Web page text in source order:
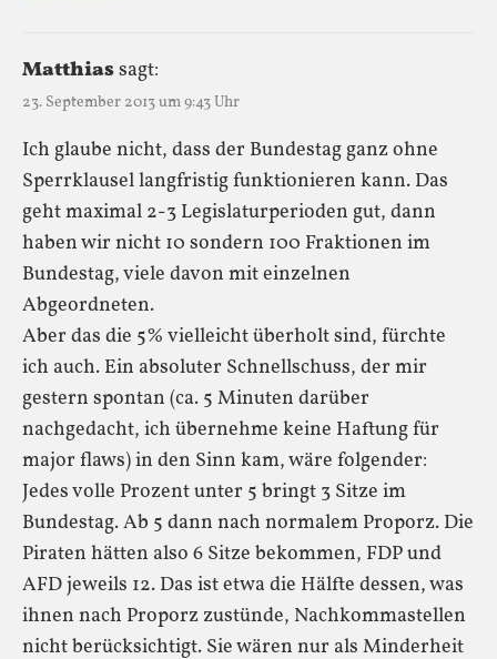
Matthiassagt:
23. September 2013 um 9:43 Uhr
Ich glaube nicht, dass der Bundestag ganz ohne
Sperrklausel langfristig funktionieren kann. Das
geht maximal 2-3 Legislaturperioden gut, dann
haben wir nicht 10 sondern 100 Fraktionen im
Bundestag, viele davon mit einzelnen
Abgeordneten.
Aber das die 5% vielleicht überholt sind, fürchte
ich auch. Ein absoluter Schnellschuss, der mir
gestern spontan (ca. 5 Minuten darüber
nachgedacht, ich übernehme keine Haftung für
major flaws) in den Sinn kam, wäre folgender:
Jedes volle Prozent unter 5 bringt 3 Sitze im
Bundestag. Ab 5 dann nach normalem Proporz. Die
Piraten hätten also 6 Sitze bekommen, FDP und
AFD jeweils 12. Das ist etwa die Hälfte dessen, was
ihnen nach Proporz zustünde, Nachkommastellen
nicht berücksichtigt. Sie wären nur als Minderheit